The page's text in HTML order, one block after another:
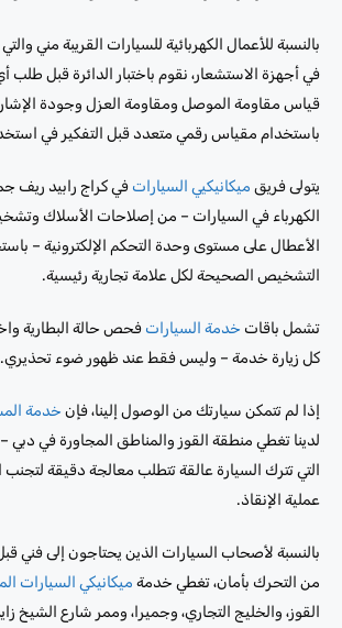
بالنسبة للأعمال الكهربائية للسيارات القريبة مني
في أجهزة الاستشعار، نقوم باختبار الدائرة قبل طلب
قياس مقاومة الموصل ومقاومة العزل وجودة
باستخدام مقياس رقمي متعدد قبل التفكير في
يتولى فريق ميكانيكيي السيارات في كراج رابيد ريف
الكهرباء في السيارات – من إصلاحات الأسلاك
الأعطال على مستوى وحدة التحكم الإلكترونية –
التشخيص الصحيحة لكل علامة تجارية رئيسية.
تشمل باقات خدمة السيارات فحص حالة البطارية
كل زيارة خدمة – وليس فقط عند ظهور ضوء تحذيري.
إذا لم تتمكن سيارتك من الوصول إلينا، فإن خدمة
لدينا تغطي منطقة القوز والمناطق المجاورة في دبي –
التي تترك السيارة عالقة تتطلب معالجة دقيقة لتجنب
عملية الإنقاذ.
بالنسبة لأصحاب السيارات الذين يحتاجون إلى فني
من التحرك بأمان، تغطي خدمة ميكانيكي السيارات
القوز، والخليج التجاري، وجميرا، وممر شارع الشيخ